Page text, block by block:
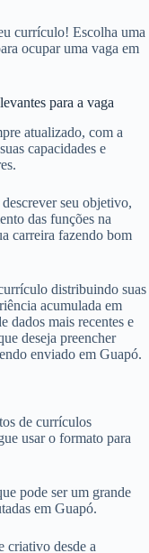
currículo! Escolha uma
ocupar uma vaga em
para a vaga
atualizado, com a
capacidades e
seu objetivo,
das funções na
carreira fazendo bom
distribuindo suas
acumulada em
dados mais recentes e
deseja preencher
enviado em Guapó.
de currículos
usar o formato para
pode ser um grande
em Guapó.
criativo desde a